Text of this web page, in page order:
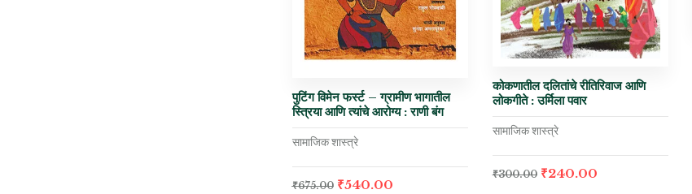
पुटिंग विमेन फर्स्ट – ग्रामीण भागातील
स्त्रिया आणि त्यांचे आरोग्य : राणी बंग
सामाजिक शास्त्रे
₹675.00 ₹540.00
कोकणातील दलितांचे रीतिरिवाज आणि
लोकगीते : उर्मिला पवार
सामाजिक शास्त्रे
₹300.00 ₹240.00